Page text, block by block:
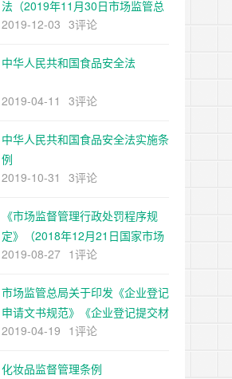
法（2019年11月30日市场监管总
局令第20号公布，根据55号令、
2019-12-03 3评论
中华人民共和国食品安全法
2019-04-11 3评论
中华人民共和国食品安全法实施条
例
2019-10-31
3评论
《市场监督管理行政处罚程序规
定》（2018年12月21日国家市场
监督管理总局令第2号公布，根据
2019-08-27 1评论
市场监管总局关于印发《企业登记
申请文书规范》《企业登记提交材
料规范》的通知
2019-04-19 1评论
化妆品监督管理条例